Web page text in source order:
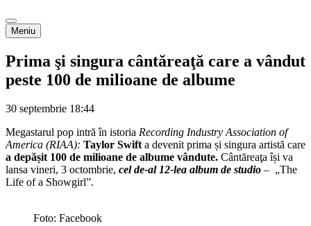
Meniu
Prima şi singura cântăreaţă care a vândut
peste 100 de milioane de albume
30 septembrie 18:44
Megastarul pop intră în istoria Recording Industry Association of
America (RIAA): Taylor Swifta devenit prima și singura artistă care
a depășit 100 de milioane de albume vândute. Cântăreaţa își va
lansa vineri, 3 octombrie, cel de-al 12-lea album de studio – „The
Life of a Showgirl”.
Foto: Facebook